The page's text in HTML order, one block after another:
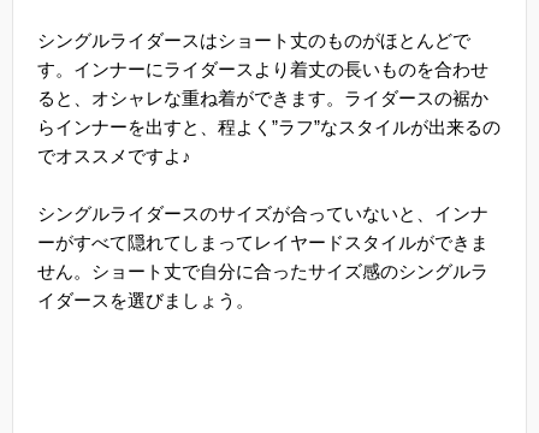
シングルライダースはショート丈のものがほとんどで
す。インナーにライダースより着丈の長いものを合わせ
ると、オシャレな重ね着ができます。ライダースの裾か
らインナーを出すと、程よく”ラフ”なスタイルが出来るの
でオススメですよ♪
シングルライダースのサイズが合っていないと、インナ
ーがすべて隠れてしまってレイヤードスタイルができま
せん。ショート丈で自分に合ったサイズ感のシングルラ
イダースを選びましょう。